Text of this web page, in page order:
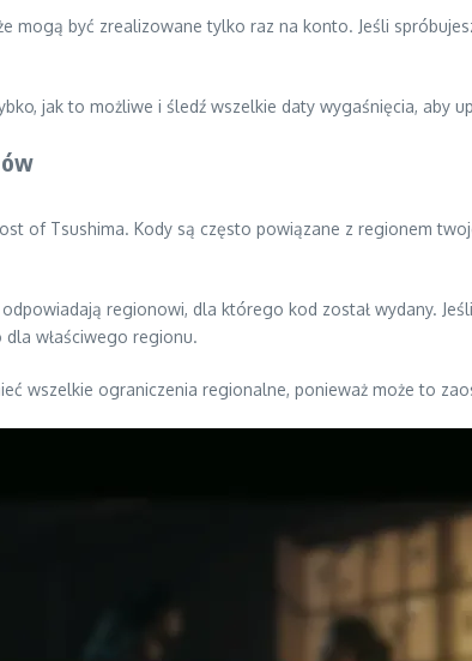
mogą być zrealizowane tylko raz na konto. Jeśli
jak to możliwe i śledź wszelkie daty wygaśnięcia, aby
of Tsushima. Kody są często powiązane z regionem
regionowi, dla którego kod został wydany.
właściwego regionu.
wszelkie ograniczenia regionalne, ponieważ może to